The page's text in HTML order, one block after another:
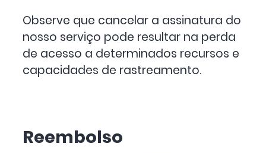
Observe que cancelar a assinatura do
nosso serviço pode resultar na perda
de acesso a determinados recursos e
capacidades de rastreamento.
Reembolso